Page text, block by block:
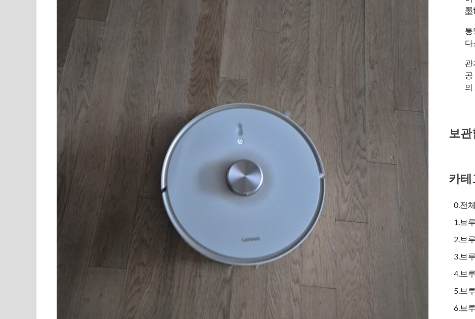
墨
통
다
관
공
의
보관
카테
0.전체
1.브
2.브
3.브
4.브
5.브
6.브